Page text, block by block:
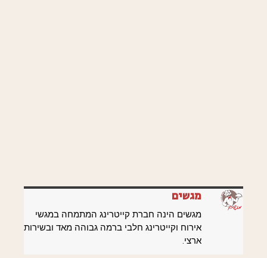
מגשים
מגשים הינה חברת קייטרינג המתמחה במגשי
אירוח וקייטרינג חלבי ברמה גבוהה מאד ובשירות
ארצי.